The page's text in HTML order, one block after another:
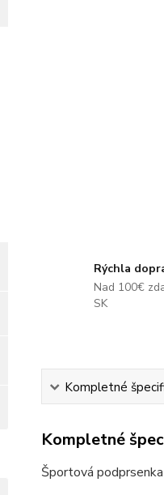
Rýchla
Nad 100€
SK
Kompletné
Kompletné
Športová